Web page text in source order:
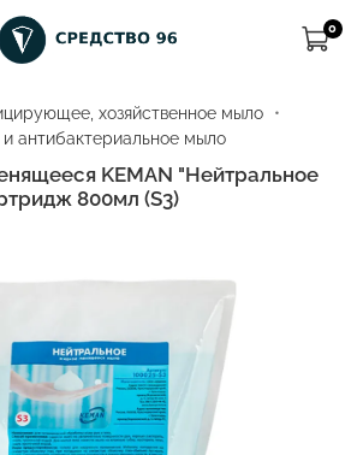
0
хозяйственное мыло
антибактериальное мыло
KEMAN "Нейтральное
800мл (S3)